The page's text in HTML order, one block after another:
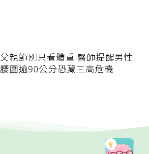
父親節別只看體重 醫師提醒男性
腰圍逾90公分恐藏三高危機